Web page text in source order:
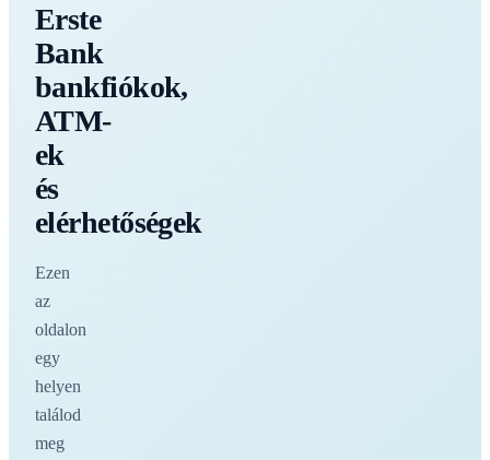
Erste
Bank
bankfiókok,
ATM-
ek
és
elérhetőségek
Ezen
az
oldalon
egy
helyen
találod
meg